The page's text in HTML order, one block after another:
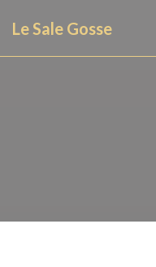
Le Sale Gosse